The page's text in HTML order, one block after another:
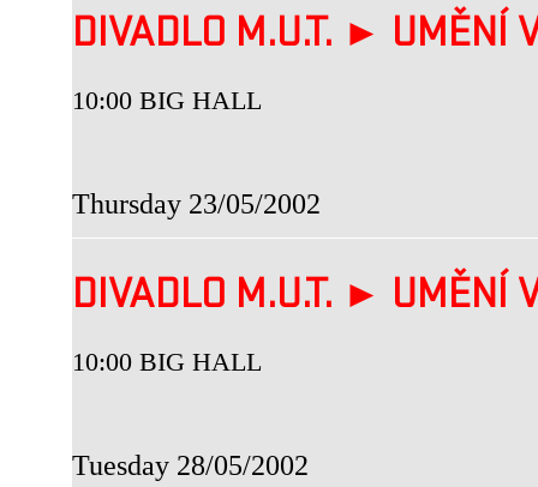
DIVADLO M.U.T. ►
10:00 BIG HALL
Thursday 23/05/2002
DIVADLO M.U.T. ►
10:00 BIG HALL
Tuesday 28/05/2002